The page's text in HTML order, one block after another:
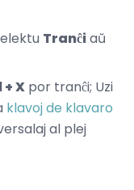
Tranĉiaŭ
X por tranĉi; Uzi
klavoj de klavaro
al plej